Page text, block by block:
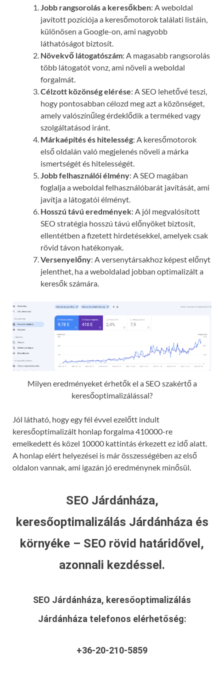
Jobb rangsorolás a keresőkben: A weboldal
javított pozíciója a keresőmotorok találati listáin,
különösen a Google-on, ami nagyobb
láthatóságot biztosít.
Növekvő látogatószám: A magasabb rangsorolás
több látogatót vonz, ami növeli a weboldal
forgalmát.
Célzott közönség elérése: A SEO lehetővé teszi,
hogy pontosabban célozd meg azt a közönséget,
amely valószínűleg érdeklődik a terméked vagy
szolgáltatásod iránt.
Márkaépítés és hitelesség: A keresőmotorok
első oldalán való megjelenés növeli a márka
ismertségét és hitelességét.
Jobb felhasználói élmény: A SEO magában
foglalja a weboldal felhasználóbarát javítását, ami
javítja a látogatói élményt.
Hosszú távú eredmények: A jól megvalósított
SEO stratégia hosszú távú előnyöket biztosít,
ellentétben a fizetett hirdetésekkel, amelyek csak
rövid távon hatékonyak.
Versenyelőny: A versenytársakhoz képest előnyt
jelenthet, ha a weboldalad jobban optimalizált a
keresők számára.
Milyen eredményeket érhetők el a SEO szakértő a
keresőoptimalizálással?
Jól látható, hogy egy fél évvel ezelőtt indult
keresőoptimalizált honlap forgalma 410000-re
emelkedett és közel 10000 kattintás érkezett ez idő alatt.
A honlap elért helyezései is már összességében az első
oldalon vannak, ami igazán jó eredménynek minősül.
SEO Járdánháza,
keresőoptimalizálás Járdánháza és
környéke – SEO rövid határidővel,
azonnali kezdéssel.
SEO Járdánháza, keresőoptimalizálás
Járdánháza telefonos elérhetőség:
+36-20-210-5859